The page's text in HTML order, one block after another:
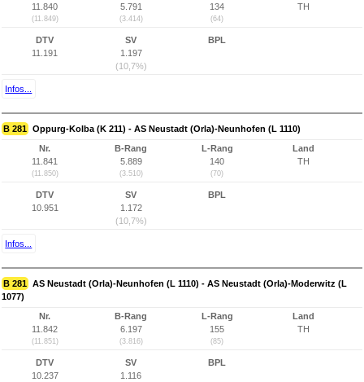
11.840
(11.849)
5.791
(3.414)
134
(64)
TH
DTV
11.191
SV
1.197
(10,7%)
BPL
Infos...
B 281 Oppurg-Kolba (K 211) - AS Neustadt (Orla)-Neunhofen (L 1110)
Nr.
11.841
(11.850)
B-Rang
5.889
(3.510)
L-Rang
140
(70)
Land
TH
DTV
10.951
SV
1.172
(10,7%)
BPL
Infos...
B 281 AS Neustadt (Orla)-Neunhofen (L 1110) - AS Neustadt (Orla)-Moderwitz (L
1077)
Nr.
11.842
(11.851)
B-Rang
6.197
(3.816)
L-Rang
155
(85)
Land
TH
DTV
10.237
SV
1.116
BPL